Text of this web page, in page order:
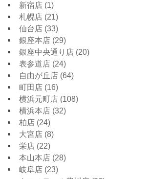
新宿店 (1)
札幌店 (21)
仙台店 (33)
銀座本店 (29)
銀座中央通り店 (20)
表参道店 (24)
自由が丘店 (64)
町田店 (16)
横浜元町店 (108)
横浜本店 (32)
柏店 (24)
大宮店 (8)
栄店 (22)
本山本店 (28)
岐阜店 (23)